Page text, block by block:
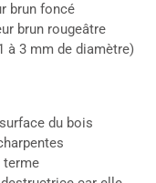
brun foncé
brun rougeâtre
à 3 mm de diamètre)
du bois
terme